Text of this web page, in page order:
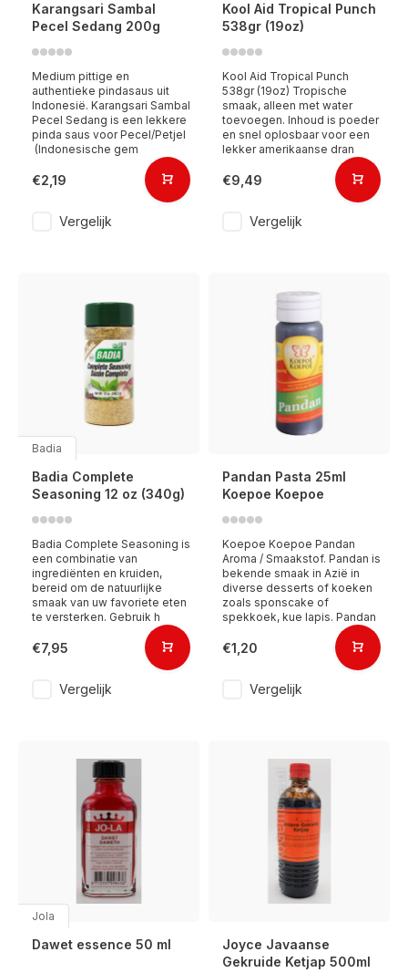
Karangsari Sambal
Pecel Sedang 200g
Medium pittige en
authentieke pindasaus uit
Indonesië. Karangsari Sambal
Pecel Sedang is een lekkere
pinda saus voor Pecel/Petjel
(Indonesische gem
€2,19
Vergelijk
Kool Aid Tropical Punch
538gr (19oz)
Kool Aid Tropical Punch
538gr (19oz) Tropische
smaak, alleen met water
toevoegen. Inhoud is poeder
en snel oplosbaar voor een
lekker amerikaanse dran
€9,49
Vergelijk
Badia
Badia Complete
Seasoning 12 oz (340g)
Badia Complete Seasoning is
een combinatie van
ingrediënten en kruiden,
bereid om de natuurlijke
smaak van uw favoriete eten
te versterken. Gebruik h
€7,95
Vergelijk
Pandan Pasta 25ml
Koepoe Koepoe
Koepoe Koepoe Pandan
Aroma / Smaakstof. Pandan is
bekende smaak in Azië in
diverse desserts of koeken
zoals sponscake of
spekkoek, kue lapis. Pandan
€1,20
Vergelijk
Jola
Dawet essence 50 ml
Joyce Javaanse
Gekruide Ketjap 500ml